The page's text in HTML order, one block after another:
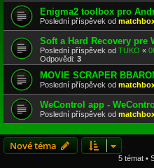
Enigma2 toolbox pro
Poslední příspěvek od
Soft a Hard Recovery pre
Poslední příspěvek od TUKO «
Odpovědi: 3
MOVIE SCRAPER
Poslední příspěvek od
WeControl app -
Poslední příspěvek od
Nové téma
5 témat •